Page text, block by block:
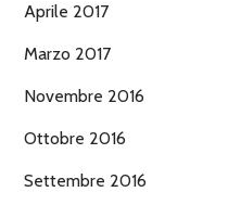
Aprile 2017
Marzo 2017
Novembre 2016
Ottobre 2016
Settembre 2016